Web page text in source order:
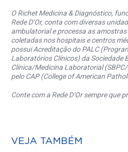
O Richet Medicina & Diagnóstico,
Rede D’Or, conta com diversas
ambulatorial e processa as
coletadas nos hospitais e centros
possui Acreditação do PALC
Laboratórios Clínicos) da Sociedade
Clínica/Medicina Laboratorial
pelo CAP (College of American
Conte com a Rede D’Or sempre que
VEJA TAMBÉM